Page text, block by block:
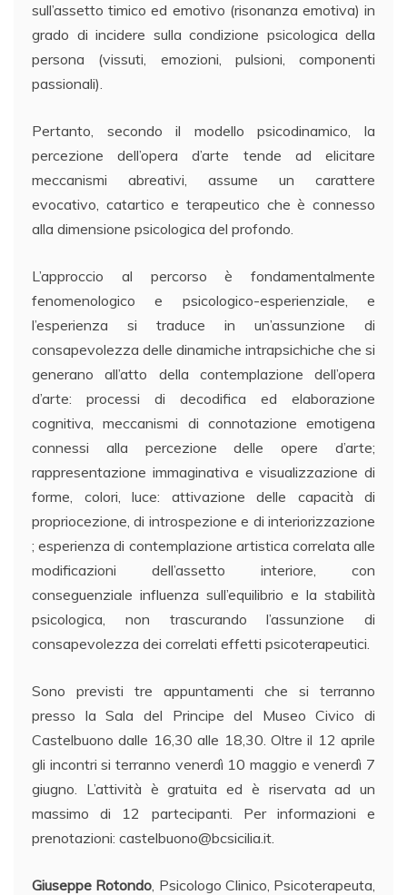
sull’assetto timico ed emotivo (risonanza emotiva) in
grado di incidere sulla condizione psicologica della
persona (vissuti, emozioni, pulsioni, componenti
passionali).
Pertanto, secondo il modello psicodinamico, la
percezione dell’opera d’arte tende ad elicitare
meccanismi abreativi, assume un carattere
evocativo, catartico e terapeutico che è connesso
alla dimensione psicologica del profondo.
L’approccio al percorso è fondamentalmente
fenomenologico e psicologico-esperienziale, e
l’esperienza si traduce in un’assunzione di
consapevolezza delle dinamiche intrapsichiche che si
generano all’atto della contemplazione dell’opera
d’arte: processi di decodifica ed elaborazione
cognitiva, meccanismi di connotazione emotigena
connessi alla percezione delle opere d’arte;
rappresentazione immaginativa e visualizzazione di
forme, colori, luce: attivazione delle capacità di
propriocezione, di introspezione e di interiorizzazione
; esperienza di contemplazione artistica correlata alle
modificazioni dell’assetto interiore, con
conseguenziale influenza sull’equilibrio e la stabilità
psicologica, non trascurando l’assunzione di
consapevolezza dei correlati effetti psicoterapeutici.
Sono previsti tre appuntamenti che si terranno
presso la Sala del Principe del Museo Civico di
Castelbuono dalle 16,30 alle 18,30. Oltre il 12 aprile
gli incontri si terranno venerdì 10 maggio e venerdì 7
giugno. L’attività è gratuita ed è riservata ad un
massimo di 12 partecipanti. Per informazioni e
prenotazioni: castelbuono@bcsicilia.it.
Giuseppe Rotondo , Psicologo Clinico, Psicoterapeuta,